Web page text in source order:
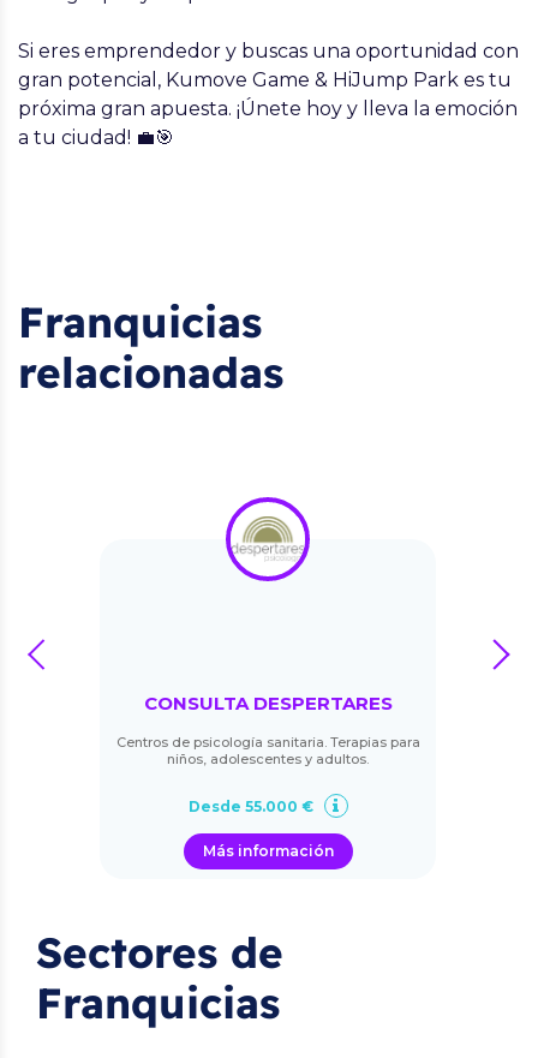
Si eres emprendedor y buscas una oportunidad con
gran potencial, Kumove Game & HiJump Park es tu
próxima gran apuesta. ¡Únete hoy y lleva la emoción
a tu ciudad! 💼🎯
Franquicias
relacionadas
CONSULTA DESPERTARES
Centros de psicología sanitaria. Terapias para
niños, adolescentes y adultos.
Desde 55.000 €
Más información
prev next
Sectores de
Franquicias